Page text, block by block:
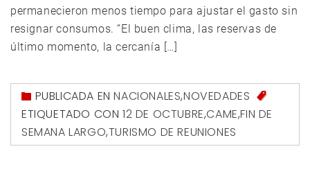
permanecieron menos tiempo para ajustar el gasto sin
resignar consumos. “El buen clima, las reservas de
último momento, la cercanía […]
PUBLICADA ENNACIONALES,NOVEDADES
ETIQUETADO CON 12 DE OCTUBRE,CAME,FIN DE
SEMANA LARGO,TURISMO DE REUNIONES